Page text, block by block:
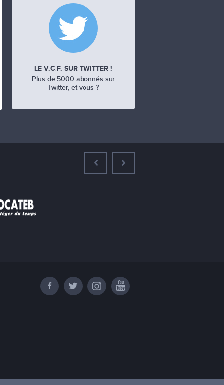
LE V.C.F. SUR TWITTER !
Plus de 5000 abonnés sur
Twitter, et vous ?